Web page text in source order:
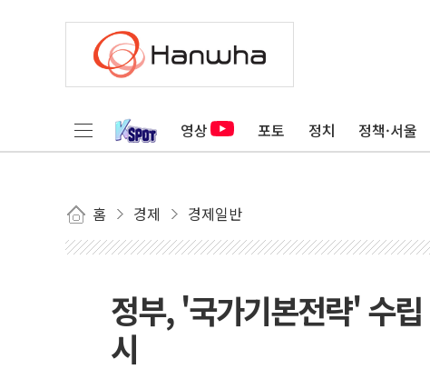
영상 포토 정치 정책·서울
홈 경제 경제일반
정부, '국가기본전략' 수
시